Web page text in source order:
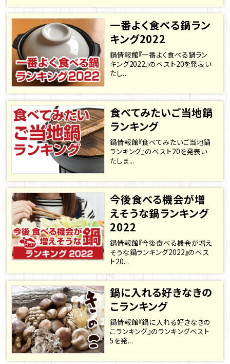
一番よく食べる鍋ラン
キング2022
鍋情報館『一番よく食べる鍋ラン
キング2022』のベスト20を発表い
たし...
食べてみたいご当地鍋
ランキング
鍋情報館『食べてみたいご当地鍋
ランキング』のベスト20を発表い
たしま...
今後食べる機会が増
えそうな鍋ランキング
2022
鍋情報館『今後食べる機会が増え
そうな鍋ランキング2022』のベス
ト20...
鍋に入れる好きなきの
こランキング
鍋情報館『鍋に入れる好きなきの
こランキング』のランキングベスト
5を発...